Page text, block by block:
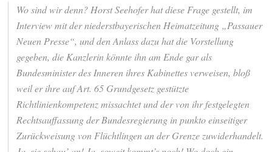
Wo sind wir denn? Horst Seehofer hat diese Frage gestellt, im
Interview mit der niederstbayerischen Heimatzeitung „Passauer
Neuen Presse“, und den Anlass dazu hat die Vorstellung
gegeben, die Kanzlerin könnte ihn am Ende gar als
Bundesminister des Inneren ihres Kabinettes verweisen, bloß
weil er ihre auf Art. 65 Grundgesetz gestützte
Richtlinienkompetenz missachtet und der von ihr festgelegten
Rechtsauffassung der Bundesregierung in punkto einseitiger
Zurückweisung von Flüchtlingen an der Grenze zuwiderhandelt.